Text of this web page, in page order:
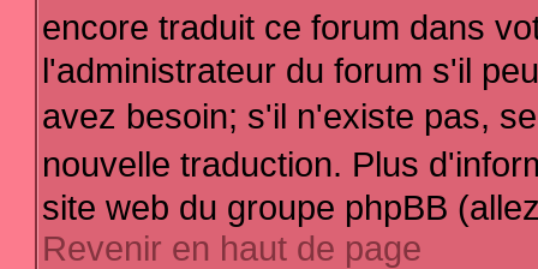
encore traduit ce forum dans
l'administrateur du forum s'il
avez besoin; s'il n'existe pas,
nouvelle traduction. Plus
site web du groupe phpBB
Revenir en haut de page